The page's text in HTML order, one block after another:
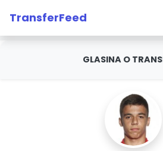
TransferFeed
GLASINA O